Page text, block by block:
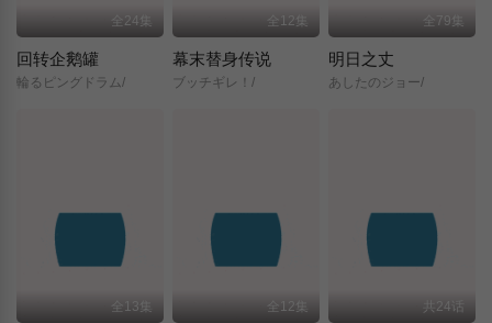
全24集
回转企鹅罐
輪るピングドラム/
全12集
幕末替身传说
ブッチギレ！/
全79集
明日之丈
あしたのジョー/
全13集 全12集 共24话